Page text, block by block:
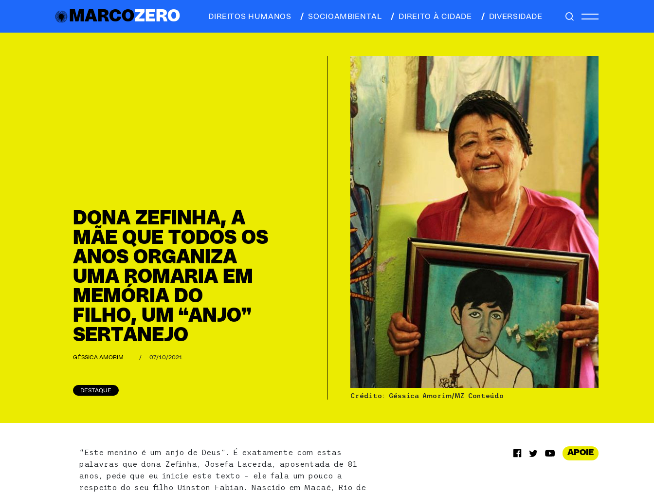
MARCOZERO DIREITOS HUMANOS SOCIOAMBIENTAL DIREITO À CIDADE DIVERSIDADE
DONA ZEFINHA, A
MÃE QUE TODOS OS
ANOS ORGANIZA
UMA ROMARIA EM
MEMÓRIA DO
FILHO, UM “ANJO”
SERTANEJO
GÉSSICA AMORIM / 07/10/2021
DESTAQUE
Crédito: Géssica Amorim/MZ Conteúdo
“Este menino é um anjo de Deus”. É exatamente com estas
palavras que dona Zefinha, Josefa Lacerda, aposentada de 81
anos, pede que eu inicie este texto – ele fala um pouco a
respeito do seu filho Uinston Fabian. Nascido em Macaé, Rio de
APOIE